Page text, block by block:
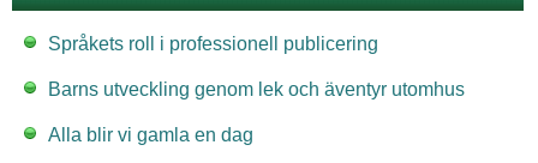
Språkets roll i professionell publicering
Barns utveckling genom lek och äventyr utomhus
Alla blir vi gamla en dag